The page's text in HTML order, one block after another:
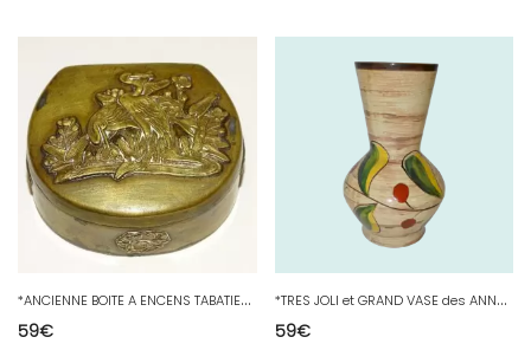
*
ANCIENNE BOITE A ENCENS TABATIERE LAITON décor de GRUES en Applique ASIE D
59€
*
TRES JOLI et GRAND VASE des ANNEES 60 en CERAMIQUE ST CLEMENT SIXTIES VINTAGE
59€